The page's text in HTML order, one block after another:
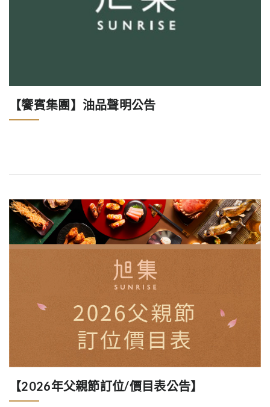
【饗賓集團】油品聲明公告
【2026年父親節訂位/價目表公告】